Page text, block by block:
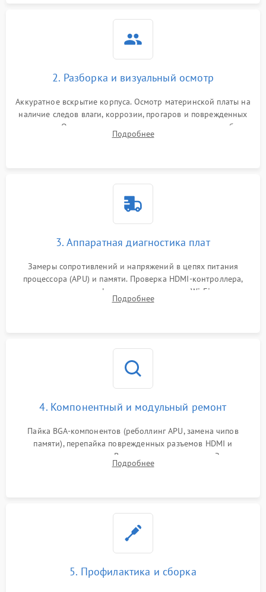
2. Разборка и визуальный осмотр
Аккуратное вскрытие корпуса. Осмотр материнской платы на
наличие следов влаги, коррозии, прогаров и поврежденных
элементов. Оценка состояния системы охлаждения, турбины
кулера и степени загрязнения радиатора пылью.
Подробнее
3. Аппаратная диагностика плат
Замеры сопротивлений и напряжений в цепях питания
процессора (APU) и памяти. Проверка HDMI-контроллера,
микросхем флеш-памяти и модуля Wi-Fi
Подробнее
4. Компонентный и модульный ремонт
Пайка BGA-компонентов (реболлинг APU, замена чипов
памяти), перепайка поврежденных разъемов HDMI и
контроллеров питания. Восстановление дорожек. Замена
неисправного жесткого диска, SSD или лазерной головки
Подробнее
5. Профилактика и сборка